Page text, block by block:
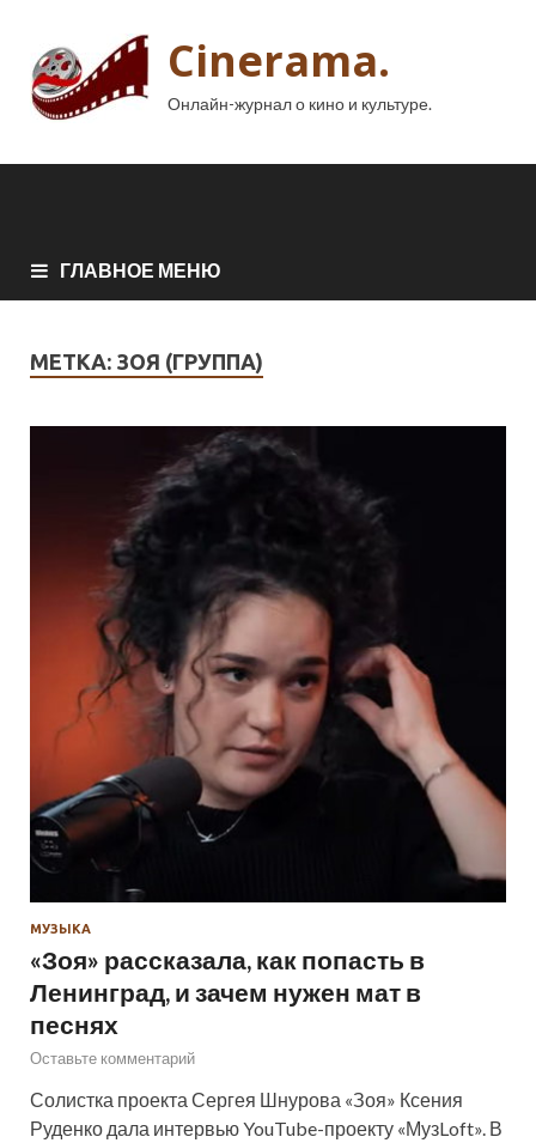
Cinerama.
Онлайн-журнал о кино и культуре.
ГЛАВНОЕ МЕНЮ
МЕТКА: ЗОЯ (ГРУППА)
МУЗЫКА
«Зоя» рассказала, как попасть в
Ленинград, и зачем нужен мат в
песнях
Оставьте комментарий
Солистка проекта Сергея Шнурова «Зоя» Ксения
Руденко дала интервью YouTube-проекту «МузLoft». В